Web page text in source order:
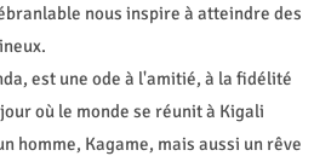
nous inspire à atteindre des
est une ode à l'amitié, à la fidélité
où le monde se réunit à Kigali
homme, Kagame, mais aussi un rêve